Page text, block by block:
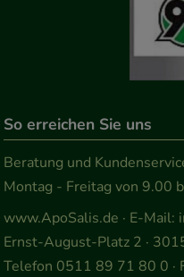
So erreichen Sie uns
Beratung und
Montag - Freitag von 9.00
www.ApoSalis.de · E-Mail:
Ernst-August-Platz 2 ·
Telefon 0511 89 71 80 0